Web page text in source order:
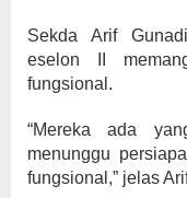
Sekda Arif
eselon II
fungsional.
“Mereka ada
menunggu
fungsional,” jelas